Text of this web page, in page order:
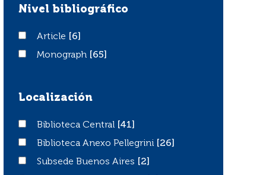
Nivel bibliográfico
ArticleArticle
[6]
Monograph
Monograph [65]
Localización
Biblioteca Central
Biblioteca Central
[41]
Biblioteca Anexo Pellegrini
Biblioteca Anexo Pellegrini
[26]
Subsede Buenos Aires
Subsede Buenos Aires
[2]